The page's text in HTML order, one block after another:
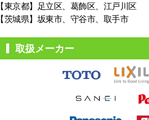
東京都】足立区、葛飾区、江戸川区
茨城県】坂東市、守谷市、取手市
取扱メーカー